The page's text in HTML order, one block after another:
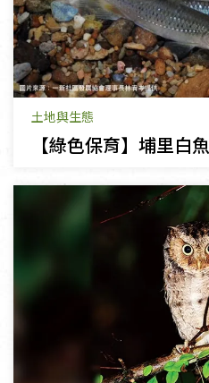
土地與生態
【綠色保育】埔里白魚